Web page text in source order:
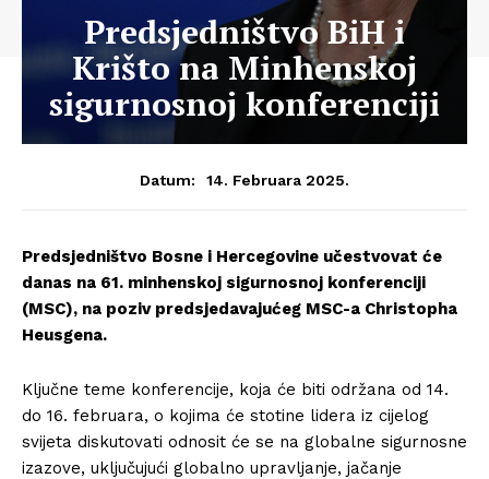
Predsjedništvo BiH i
Krišto na Minhenskoj
sigurnosnoj konferenciji
Datum: 14. Februara 2025.
Predsjedništvo Bosne i Hercegovine učestvovat će
danas na 61. minhenskoj sigurnosnoj konferenciji
(MSC), na poziv predsjedavajućeg MSC-a Christopha
Heusgena.
Ključne teme konferencije, koja će biti održana od 14.
do 16. februara, o kojima će stotine lidera iz cijelog
svijeta diskutovati odnosit će se na globalne sigurnosne
izazove, uključujući globalno upravljanje, jačanje